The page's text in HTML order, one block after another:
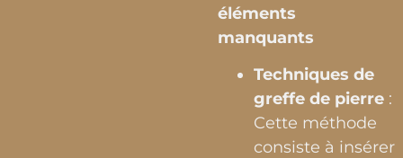
éléments
manquants
Techniques de
greffe de pierre:
Cette méthode
consiste à insérer